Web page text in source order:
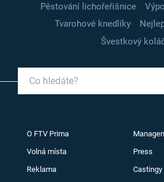
Pěstování lichořeřišnice
Tvarohové knedlíky
Švestkový
O FTV Prima
Volná místa Press
Reklama Castingy